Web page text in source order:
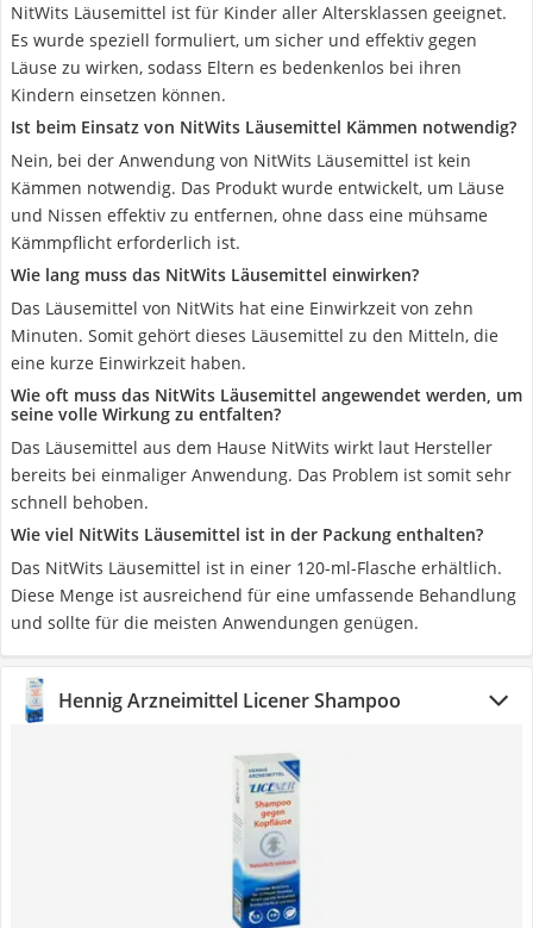
NitWits Läusemittel ist für Kinder aller Altersklassen geeignet.
Es wurde speziell formuliert, um sicher und effektiv gegen
Läuse zu wirken, sodass Eltern es bedenkenlos bei ihren
Kindern einsetzen können.
Ist beim Einsatz von NitWits Läusemittel Kämmen notwendig?
Nein, bei der Anwendung von NitWits Läusemittel ist kein
Kämmen notwendig. Das Produkt wurde entwickelt, um Läuse
und Nissen effektiv zu entfernen, ohne dass eine mühsame
Kämmpflicht erforderlich ist.
Wie lang muss das NitWits Läusemittel einwirken?
Das Läusemittel von NitWits hat eine Einwirkzeit von zehn
Minuten. Somit gehört dieses Läusemittel zu den Mitteln, die
eine kurze Einwirkzeit haben.
Wie oft muss das NitWits Läusemittel angewendet werden, um
seine volle Wirkung zu entfalten?
Das Läusemittel aus dem Hause NitWits wirkt laut Hersteller
bereits bei einmaliger Anwendung. Das Problem ist somit sehr
schnell behoben.
Wie viel NitWits Läusemittel ist in der Packung enthalten?
Das NitWits Läusemittel ist in einer 120-ml-Flasche erhältlich.
Diese Menge ist ausreichend für eine umfassende Behandlung
und sollte für die meisten Anwendungen genügen.
Hennig Arzneimittel Licener Shampoo